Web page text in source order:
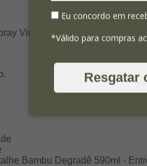
Eu concordo em
*Válido para compras
Resgatar
Vicace 10ml - Pet
Bambu Degradê 590ml -